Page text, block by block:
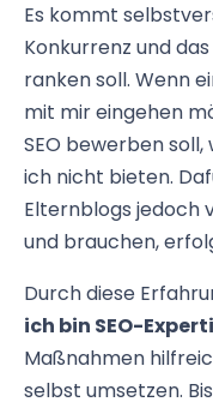
Es kommt
Konkurrenz und
ranken soll. Wenn
mit mir eingehen
SEO bewerben
ich nicht bieten.
Elternblogs jedoch
und brauchen,
Durch diese
ich bin SEO-
Maßnahmen
selbst umsetzen.